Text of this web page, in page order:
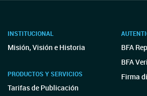
INSTITUCIONAL
Misión, Visión e Historia
PRODUCTOS Y SERVICIOS
Tarifas de Publicación
BFA
BFA
Firma